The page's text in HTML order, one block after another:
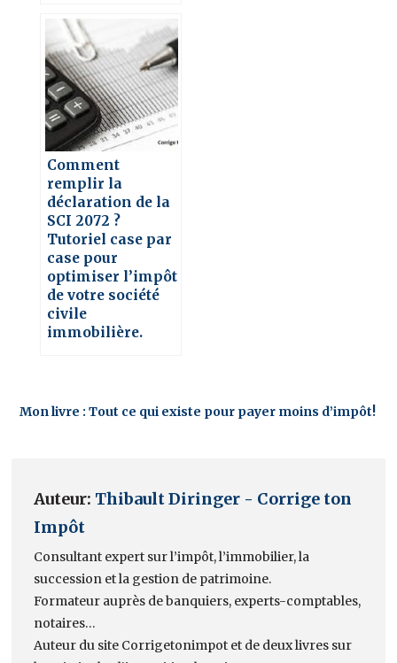
Comment
remplir la
déclaration de la
SCI 2072 ?
Tutoriel case par
case pour
optimiser l’impôt
de votre société
civile
immobilière.
Mon livre : Tout ce qui existe pour payer moins d’impôt!
Auteur: Thibault Diringer - Corrige ton
Impôt
Consultant expert sur l’impôt, l’immobilier, la
succession et la gestion de patrimoine.
Formateur auprès de banquiers, experts-comptables,
notaires…
Auteur du site Corrigetonimpot et de deux livres sur